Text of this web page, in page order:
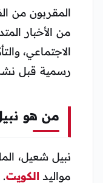
المقربون من
من الأخبار
الاجتماعي،
رسمية قبل
من هو
نبيل شعيل،
مواليد الكويت.